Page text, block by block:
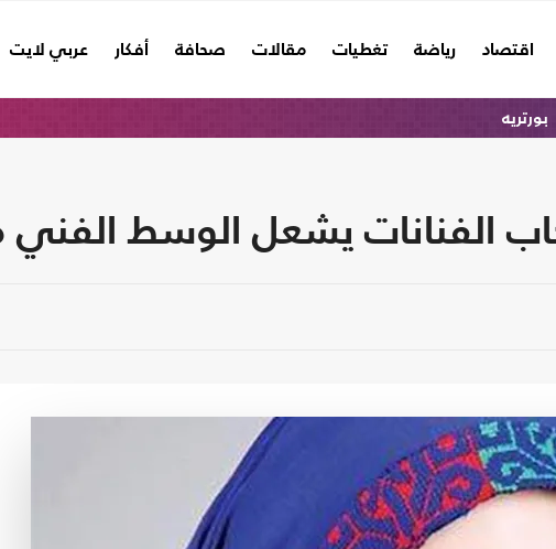
اقتصاد رياضة تغطيات مقالات صحافة أفكار عربي لايت
بورتريه
الفنانات يشعل الوسط الفني